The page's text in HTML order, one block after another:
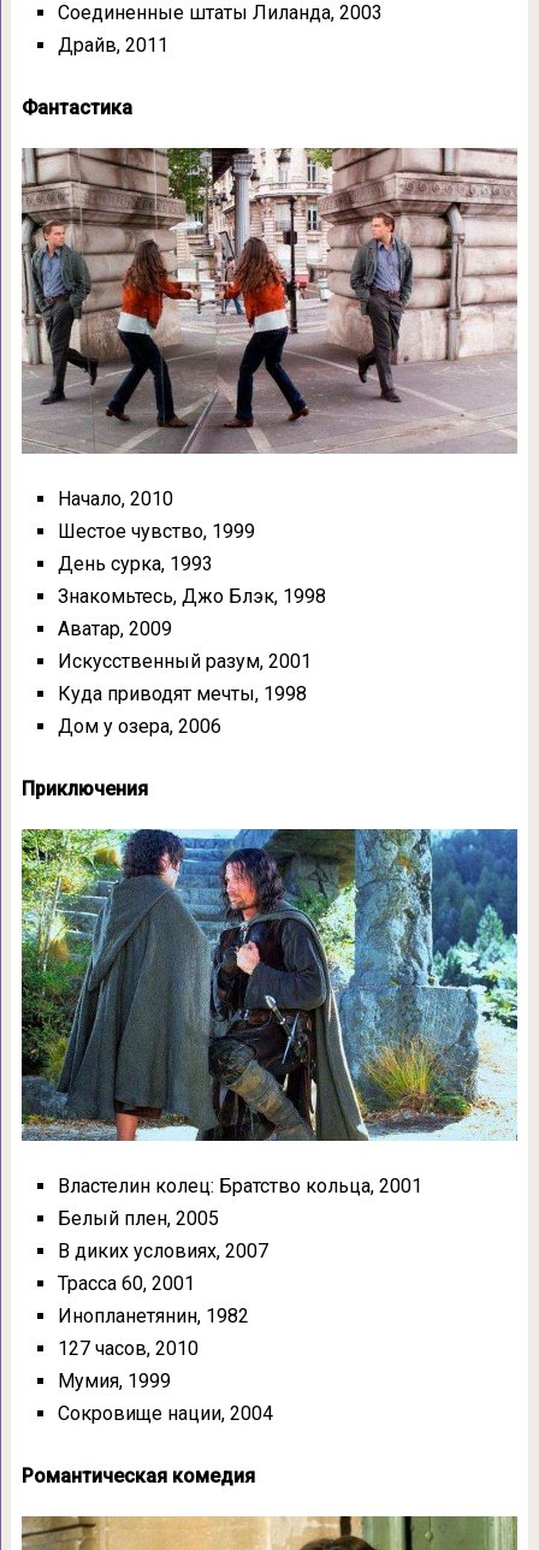
Соединенные штаты Лиланда, 2003
Драйв, 2011
Фантастика
Начало, 2010
Шестое чувство, 1999
День сурка, 1993
Знакомьтесь, Джо Блэк, 1998
Аватар, 2009
Искусственный разум, 2001
Куда приводят мечты, 1998
Дом у озера, 2006
Приключения
Властелин колец: Братство кольца, 2001
Белый плен, 2005
В диких условиях, 2007
Трасса 60, 2001
Инопланетянин, 1982
127 часов, 2010
Мумия, 1999
Сокровище нации, 2004
Романтическая комедия